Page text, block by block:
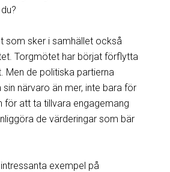
som sker i samhället också
Torgmötet har börjat förflytta
Men de politiska partierna
närvaro än mer, inte bara för
för att ta tillvara engagemang
de värderingar som bär
exempel på